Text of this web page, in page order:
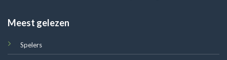
Meest gelezen
Spelers